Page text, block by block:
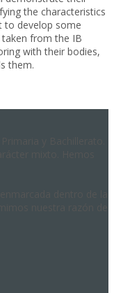
the characteristics
to develop some
taken from the IB
with their bodies,
them.